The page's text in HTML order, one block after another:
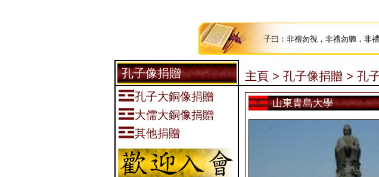
子曰：非禮勿視，非禮勿聽，非
孔子像捐贈
孔子大銅像捐贈
大儒大銅像捐贈
其他捐贈
主頁 > 孔子像捐贈 > 孔
山東青島大學